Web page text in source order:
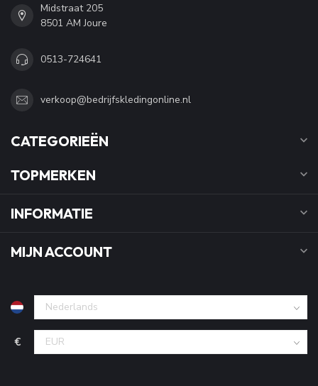
Midstraat 205
8501 AM Joure
0513-724641
verkoop@bedrijfskledingonline.nl
CATEGORIEËN
TOPMERKEN
INFORMATIE
MIJN ACCOUNT
€